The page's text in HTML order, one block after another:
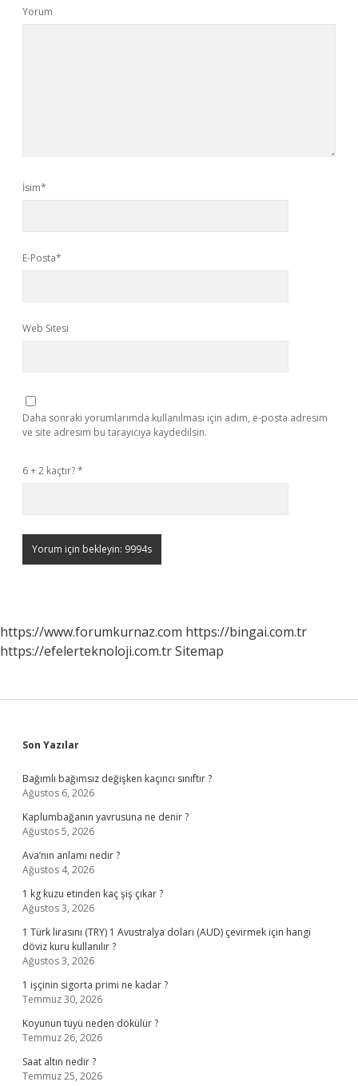
Yorum
İsim*
E-Posta*
Web Sitesi
Daha sonraki yorumlarımda kullanılması için adım, e-posta adresim
ve site adresim bu tarayıcıya kaydedilsin.
6 + 2 kaçtır?*
https://www.forumkurnaz.com https://bingai.com.tr
https://efelerteknoloji.com.trSitemap
Sidebar
Son Yazılar
Bağımlı bağımsız değişken kaçıncı sınıftır ?
Ağustos 6, 2026
Kaplumbağanın yavrusuna ne denir ?
Ağustos 5, 2026
Ava’nın anlamı nedir ?
Ağustos 4, 2026
1 kg kuzu etinden kaç şiş çıkar ?
Ağustos 3, 2026
1 Türk lirasını (TRY) 1 Avustralya doları (AUD) çevirmek için hangi
döviz kuru kullanılır ?
Ağustos 3, 2026
1 işçinin sigorta primi ne kadar ?
Temmuz 30, 2026
Koyunun tüyü neden dökülür ?
Temmuz 26, 2026
Saat altın nedir ?
Temmuz 25, 2026